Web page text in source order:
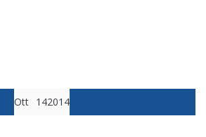
Ott 142014